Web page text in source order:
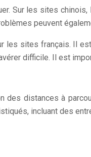
Sur les sites
peuvent
sites français. Il
difficile. Il est
distances à
incluant des